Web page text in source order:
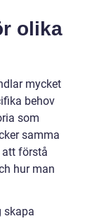
olika
mycket
behov
som
samma
att förstå
hur man
skapa